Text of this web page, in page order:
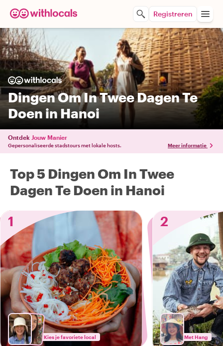
Registreren
Dingen Om In Twee Dagen Te
Doen in Hanoi
Ontdek Jouw Manier
Gepersonaliseerde stadstours met lokale hosts. Meer informatie
Top 5 Dingen Om In Twee
Dagen Te Doen in Hanoi
1
Kies je favoriete local
2
Met Hang